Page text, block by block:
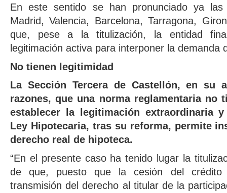
En este sentido se han pronunciado ya las
Madrid, Valencia, Barcelona, Tarragona,
que, pese a la titulización, la entidad
legitimación activa para interponer la demanda
No tienen legitimidad
La Sección Tercera de Castellón, en su
razones, que una norma reglamentaria no
establecer la legitimación extraordinaria
Ley Hipotecaria, tras su reforma, permite
derecho real de hipoteca.
“En el presente caso ha tenido lugar la
de que, puesto que la cesión del crédito
transmisión del derecho al titular de la